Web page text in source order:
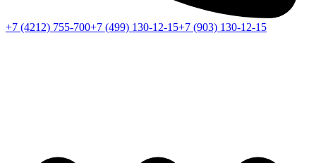
+7 (4212) 755-700+7 (499) 130-12-15+7 (903) 130-12-15